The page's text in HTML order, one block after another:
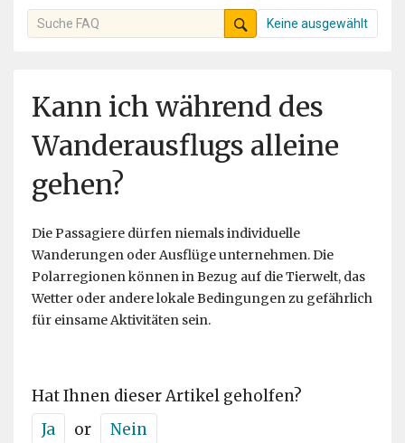
Keine ausgewählt
Kann ich während des
Wanderausflugs alleine
gehen?
Die Passagiere dürfen niemals individuelle
Wanderungen oder Ausflüge unternehmen. Die
Polarregionen können in Bezug auf die Tierwelt, das
Wetter oder andere lokale Bedingungen zu gefährlich
für einsame Aktivitäten sein.
Hat Ihnen dieser Artikel geholfen?
Ja
or Nein